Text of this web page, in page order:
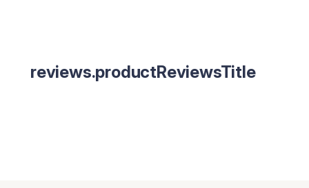
reviews.productReviewsTitle